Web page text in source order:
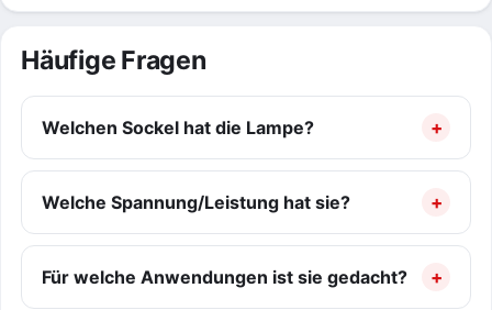
Häufige Fragen
Welchen Sockel hat die Lampe?
Welche Spannung/Leistung hat sie?
Für welche Anwendungen ist sie gedacht?